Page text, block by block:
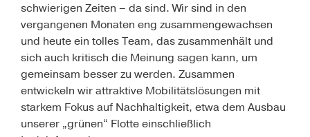
schwierigen Zeiten – da sind. Wir sind in den
vergangenen Monaten eng zusammengewachsen
und heute ein tolles Team, das zusammenhält und
sich auch kritisch die Meinung sagen kann, um
gemeinsam besser zu werden. Zusammen
entwickeln wir attraktive Mobilitätslösungen mit
starkem Fokus auf Nachhaltigkeit, etwa dem Ausbau
unserer „grünen“ Flotte einschließlich